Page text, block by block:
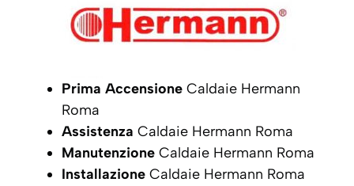
Prima Accensione Caldaie Hermann
Roma
Assistenza Caldaie Hermann Roma
Manutenzione Caldaie Hermann Roma
Installazione Caldaie Hermann Roma